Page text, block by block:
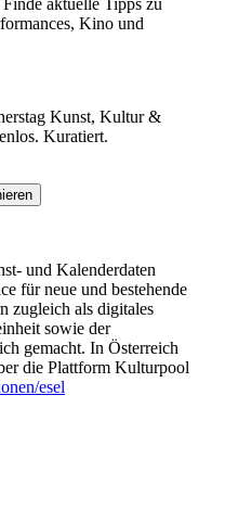
ein künftiges Dasein: Ihre
von »spätes 20.
Menschseins und erprobt
Sprachklängen entlang
neue Verbindungen
aus religiösen Motiven
und Projektionen, die
befragt sie auf ihr Potenzial
mehrjährige Projekt
Texten, Fotos und
Performer*in
Gedichte
u.a.: AnnaMaria sings /
2023).
Kino und
Kunst, Kultur &
Kuratiert.
und Kalenderdaten
für neue und bestehende
zugleich als digitales
sowie der
gemacht. In Österreich
die Plattform Kulturpool
esel